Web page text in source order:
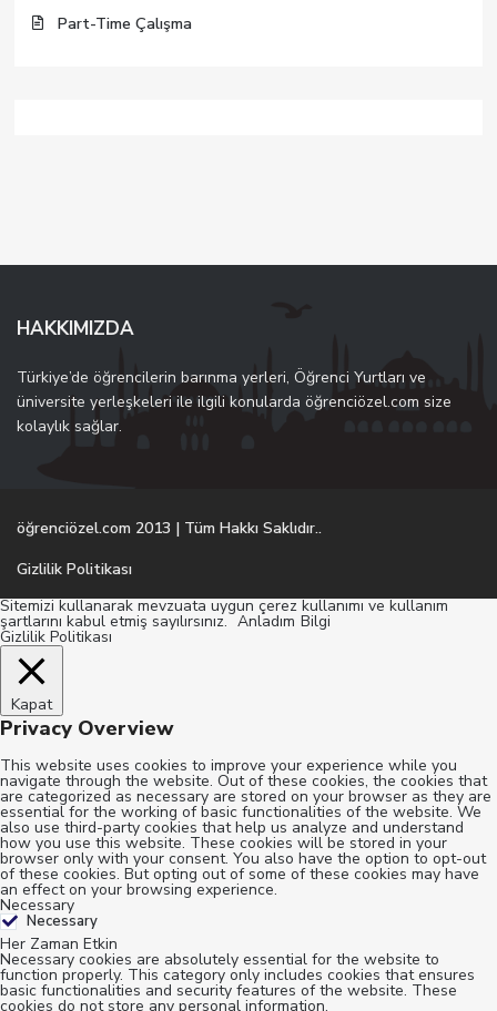
Part-Time Çalışma
HAKKIMIZDA
Türkiye’de öğrencilerin barınma yerleri, Öğrenci Yurtları ve
üniversite yerleşkeleri ile ilgili konularda öğrenciözel.com size
kolaylık sağlar.
öğrenciözel.com 2013 | Tüm Hakkı Saklıdır..
Gizlilik Politikası
Sitemizi kullanarak mevzuata uygun çerez kullanımı ve kullanım
şartlarını kabul etmiş sayılırsınız. Anladım Bilgi
Gizlilik Politikası
Kapat
Privacy Overview
This website uses cookies to improve your experience while you
navigate through the website. Out of these cookies, the cookies that
are categorized as necessary are stored on your browser as they are
essential for the working of basic functionalities of the website. We
also use third-party cookies that help us analyze and understand
how you use this website. These cookies will be stored in your
browser only with your consent. You also have the option to opt-out
of these cookies. But opting out of some of these cookies may have
an effect on your browsing experience.
Necessary
Necessary
Her Zaman Etkin
Necessary cookies are absolutely essential for the website to
function properly. This category only includes cookies that ensures
basic functionalities and security features of the website. These
cookies do not store any personal information.